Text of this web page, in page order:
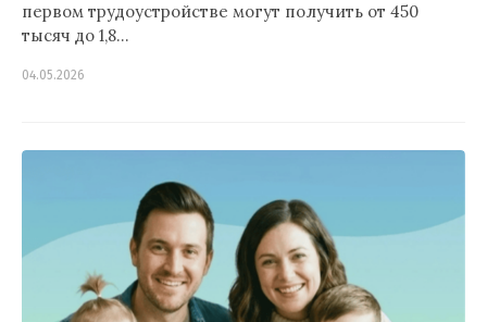
первом трудоустройстве могут получить от 450
тысяч до 1,8…
04.05.2026